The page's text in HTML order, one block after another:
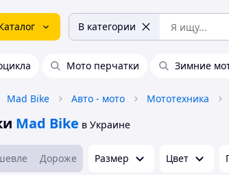
В категории
Мото перчатки Зимние
Mad Bike Авто - мото Мототехника
Mad Bike в Украине
Дороже Размер Цвет